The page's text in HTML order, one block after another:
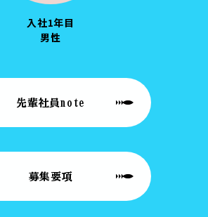
入社1年目
男性
先輩社員note
募集要項